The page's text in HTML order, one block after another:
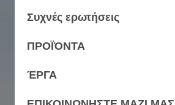
Συχνές ερωτήσεις
ΠΡΟΪΌΝΤΑ
ΈΡΓΑ